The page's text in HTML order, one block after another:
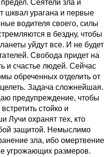
Сеятели зла и
шквал урагана и первые
водителя своего, силы
в бездну, чтобы
уйдут все. И не будет
Свобода придет на
и счастье людей. Сейчас
обреченных отделить от
Задача сложнейшая.
предупреждение, чтобы
стойко и
Лучи охранят тех, кто
защитой. Немыслимо
зла, ибо омертвение
угрожающих размеров.